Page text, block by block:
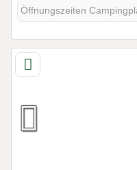
Öffnungszeiten